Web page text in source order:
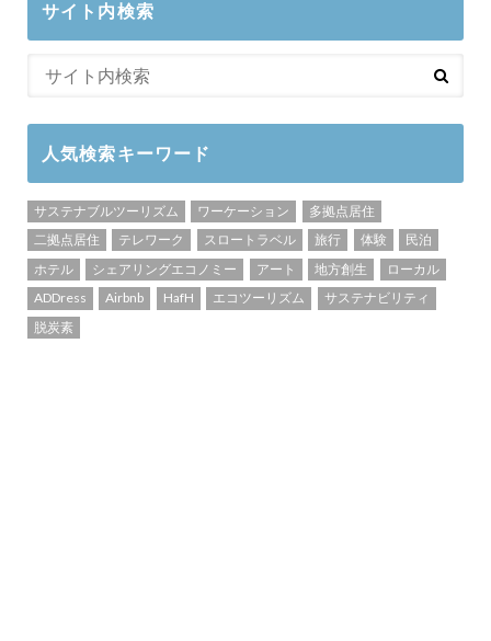
サイト内検索
人気検索キーワード
サステナブルツーリズム ワーケーション
多拠点居住
二拠点居住
テレワーク スロートラベル 旅行 体験
民泊
ホテル
シェアリングエコノミー アート 地方創生
ローカル
ADDress
Airbnb HafH エコツーリズム
サステナビリティ
脱炭素